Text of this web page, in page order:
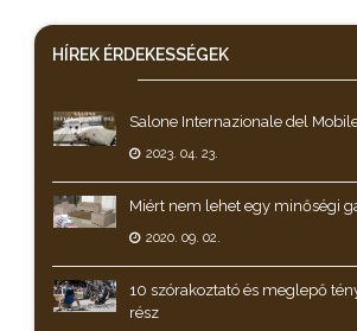
HÍREK ÉRDEKESSÉGEK
Salone Internazionale del
2023. 04. 23.
Miért nem lehet egy minőségi
2020. 09. 02.
10 szórakoztató és meglepő
rész